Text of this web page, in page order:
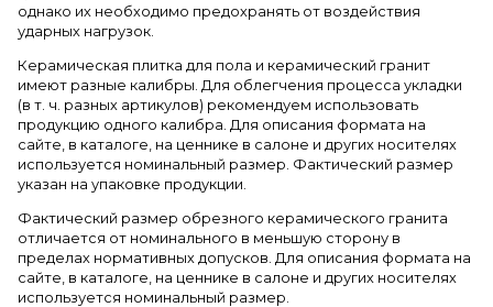
однако их необходимо предохранять от воздействия
ударных нагрузок.
Керамическая плитка для пола и керамический гранит
имеют разные калибры. Для облегчения процесса укладки
(в т. ч. разных артикулов) рекомендуем использовать
продукцию одного калибра. Для описания формата на
сайте, в каталоге, на ценнике в салоне и других носителях
используется номинальный размер. Фактический размер
указан на упаковке продукции.
Фактический размер обрезного керамического гранита
отличается от номинального в меньшую сторону в
пределах нормативных допусков. Для описания формата на
сайте, в каталоге, на ценнике в салоне и других носителях
используется номинальный размер.